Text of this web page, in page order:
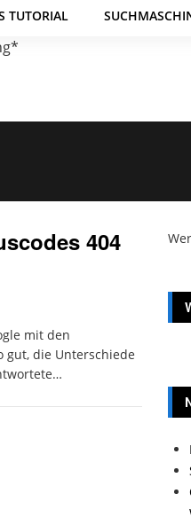
TUTORIAL
404
mit den
gut, die Unterschiede